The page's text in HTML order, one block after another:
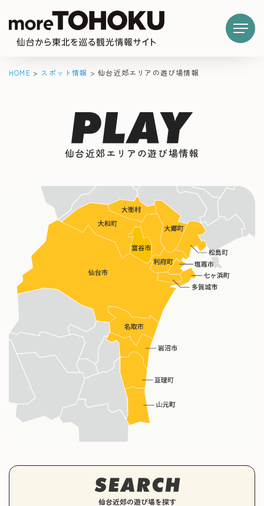
HOME > スポット情報 >仙台近郊エリアの遊び場情報
仙台近郊エリアの遊び場情報